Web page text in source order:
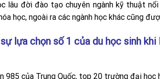
lâu đời đào tạo chuyên ngành kỹ thuật
học, ngoài ra các ngành học khác cũng
lựa chọn số 1 của du học sinh
985 của Trung Quốc, top 20 trường đại học